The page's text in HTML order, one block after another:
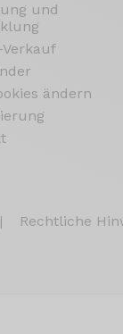
und
ändern
| Rechtliche